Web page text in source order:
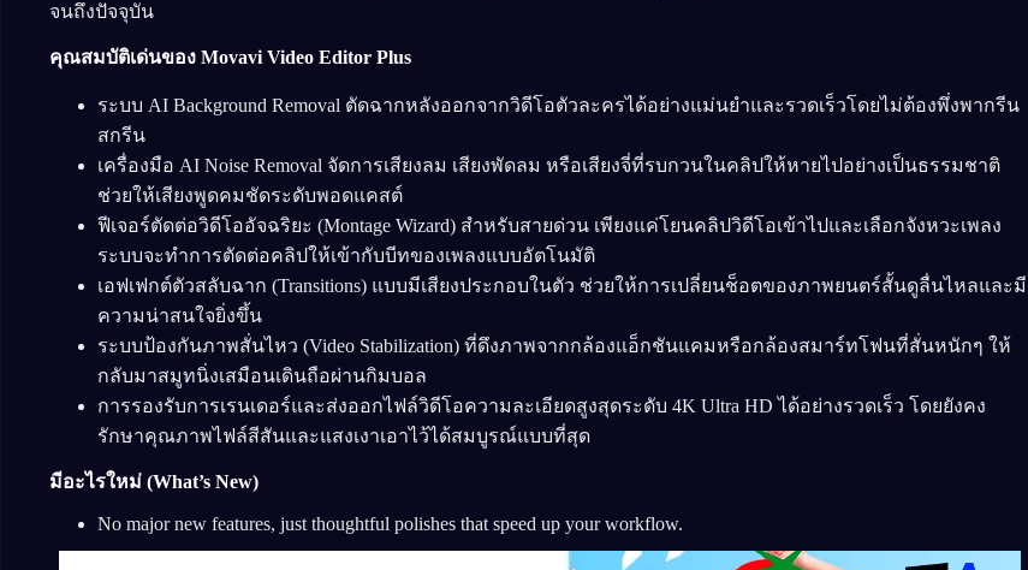
จนถึงปัจจุบัน
คุณสมบัติเด่นของ Movavi Video Editor Plus
ระบบ AI Background Removal ตัดฉากหลังออกจากวิดีโอตัวละครได้อย่างแม่นยำและรวดเร็วโดยไม่ต้องพึ่งพากรีน
สกรีน
เครื่องมือ AI Noise Removal จัดการเสียงลม เสียงพัดลม หรือเสียงจี่ที่รบกวนในคลิปให้หายไปอย่างเป็นธรรมชาติ
ช่วยให้เสียงพูดคมชัดระดับพอดแคสต์
ฟีเจอร์ตัดต่อวิดีโออัจฉริยะ (Montage Wizard) สำหรับสายด่วน เพียงแค่โยนคลิปวิดีโอเข้าไปและเลือกจังหวะเพลง
ระบบจะทำการตัดต่อคลิปให้เข้ากับบีทของเพลงแบบอัตโนมัติ
เอฟเฟกต์ตัวสลับฉาก (Transitions) แบบมีเสียงประกอบในตัว ช่วยให้การเปลี่ยนช็อตของภาพยนตร์สั้นดูลื่นไหลและมี
ความน่าสนใจยิ่งขึ้น
ระบบป้องกันภาพสั่นไหว (Video Stabilization) ที่ดึงภาพจากกล้องแอ็กชันแคมหรือกล้องสมาร์ทโฟนที่สั่นหนักๆ ให้
กลับมาสมูทนิ่งเสมือนเดินถือผ่านกิมบอล
การรองรับการเรนเดอร์และส่งออกไฟล์วิดีโอความละเอียดสูงสุดระดับ 4K Ultra HD ได้อย่างรวดเร็ว โดยยังคง
รักษาคุณภาพไฟล์สีสันและแสงเงาเอาไว้ได้สมบูรณ์แบบที่สุด
มีอะไรใหม่ (What’s New)
No major new features, just thoughtful polishes that speed up your workflow.